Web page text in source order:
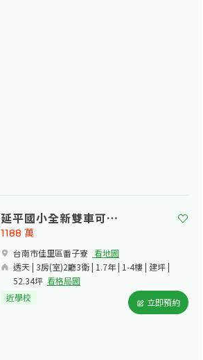
延平國小全新雙車可孝親透天A6
台南市佳里區番子寮​ 看地圖
透天 | 3房(室)2廳3衛 | 1.7年 | 1-4樓 | 建坪 |
52.34坪 看格局圖
1188 萬
近學校 立即預約